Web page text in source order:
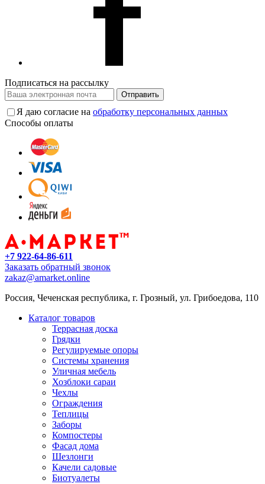
Подписаться на рассылку
Отправить
Я даю согласие на обработку персональных данных
Способы оплаты
+7 922-64-86-611
Заказать обратный звонок
zakaz@amarket.online
Россия, Чеченская республика, г. Грозный, ул. Грибоедова, 110
Каталог товаров
Террасная доска
Грядки
Регулируемые опоры
Системы хранения
Уличная мебель
Хозблоки сараи
Чехлы
Ограждения
Теплицы
Заборы
Компостеры
Фасад дома
Шезлонги
Качели садовые
Биотуалеты